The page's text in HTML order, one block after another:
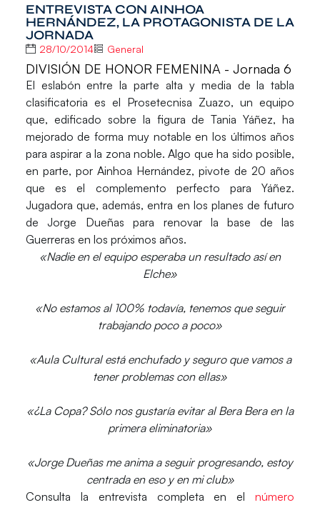
ENTREVISTA CON AINHOA
HERNÁNDEZ, LA PROTAGONISTA DE LA
JORNADA
28/10/2014 General
DIVISIÓN DE HONOR FEMENINA - Jornada 6
El eslabón entre la parte alta y media de la tabla
clasificatoria es el Prosetecnisa Zuazo, un equipo
que, edificado sobre la figura de Tania Yáñez, ha
mejorado de forma muy notable en los últimos años
para aspirar a la zona noble. Algo que ha sido posible,
en parte, por Ainhoa Hernández, pivote de 20 años
que es el complemento perfecto para Yáñez.
Jugadora que, además, entra en los planes de futuro
de Jorge Dueñas para renovar la base de las
Guerreras en los próximos años.
«Nadie en el equipo esperaba un resultado así en
Elche»
«No estamos al 100% todavía, tenemos que seguir
trabajando poco a poco»
«Aula Cultural está enchufado y seguro que vamos a
tener problemas con ellas»
«¿La Copa? Sólo nos gustaría evitar al Bera Bera en la
primera eliminatoria»
«Jorge Dueñas me anima a seguir progresando, estoy
centrada en eso y en mi club»
Consulta la entrevista completa en elnúmero